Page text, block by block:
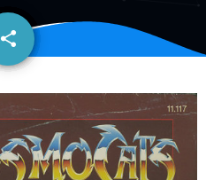
share
email